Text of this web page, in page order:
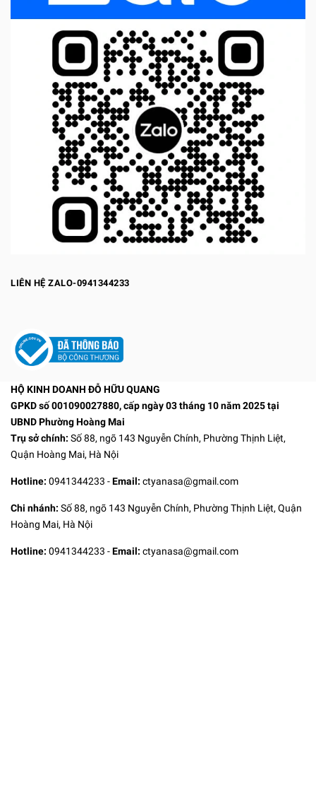
LIÊN HỆ ZALO-0941344233
HỘ KINH DOANH ĐỖ HỮU QUANG
GPKD số 001090027880, cấp ngày 03 tháng 10 năm 2025 tại
UBND Phường Hoàng Mai
Trụ sở chính: Số 88, ngõ 143 Nguyễn Chính, Phường Thịnh Liệt,
Quận Hoàng Mai, Hà Nội
Hotline: 0941344233 -Email: ctyanasa@gmail.com
Chi nhánh: Số 88, ngõ 143 Nguyễn Chính, Phường Thịnh Liệt, Quận
Hoàng Mai, Hà Nội
Hotline: 0941344233 -Email: ctyanasa@gmail.com